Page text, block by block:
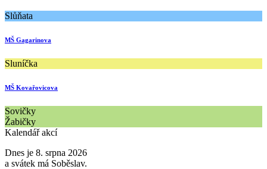
Slůňata
MŠ Gagarinova
Sluníčka
MŠ Kovařovicova
Sovičky
Žabičky
Kalendář akcí
Dnes je 8. srpna 2026
a svátek má Soběslav.